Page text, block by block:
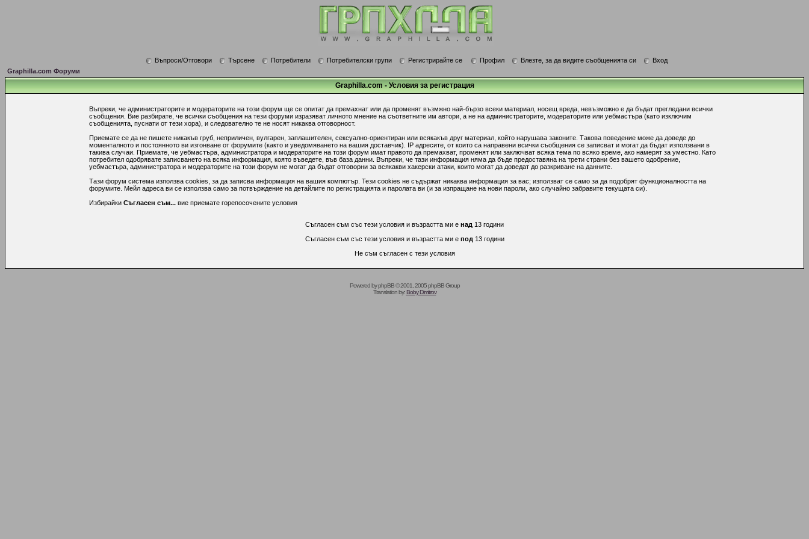
Въпроси/Отговори Търсене Потребители Потребителски групи Регистрирайте се Профил Влезте, за да видите съобщенията си
Вход
Graphilla.com Форуми
Graphilla.com - Условия за регистрация
Въпреки, че администраторите и модераторите на този форум ще се опитат да премахнат или да променят възмжно най-бързо всеки материал, носещ вреда, невъзможно е да бъдат прегледани всички
съобщения. Вие разбирате, че всички съобщения на тези форуми изразяват личното мнение на съответните им автори, а не на администраторите, модераторите или уебмастъра (като изключим
съобщенията, пуснати от тези хора), и следователно те не носят никаква отговорност.
Приемате се да не пишете никакъв груб, неприличен, вулгарен, заплашителен, сексуално-ориентиран или всякакъв друг материал, който нарушава законите. Такова поведение може да доведе до
моменталното и постоянното ви изгонване от форумите (както и уведомяването на вашия доставчик). IP адресите, от които са направени всички съобщения се записват и могат да бъдат използвани в
такива случаи. Приемате, че уебмастъра, администратора и модераторите на този форум имат правото да премахват, променят или заключват всяка тема по всяко време, ако намерят за уместно. Като
потребител одобрявате записването на всяка информация, която въведете, във база данни. Въпреки, че тази информация няма да бъде предоставяна на трети страни без вашето одобрение,
уебмастъра, администратора и модераторите на този форум не могат да бъдат отговорни за всякакви хакерски атаки, които могат да доведат до разкриване на данните.
Тази форум система използва cookies, за да записва информация на вашия компютър. Тези cookies не съдържат никаква информация за вас; използват се само за да подобрят функционалността на
форумите. Мейл адреса ви се използва само за потвърждение на детайлите по регистрацията и паролата ви (и за изпращане на нови пароли, ако случайно забравите текущата си).
Избирайки Съгласен съм... вие приемате горепосочените условия
Съгласен съм със тези условия и възрастта ми е над 13 години
Съгласен съм със тези условия и възрастта ми е под 13 години
Не съм съгласен с тези условия
Powered byphpBB© 2001, 2005 phpBB Group
Translation by:Boby Dimitrov